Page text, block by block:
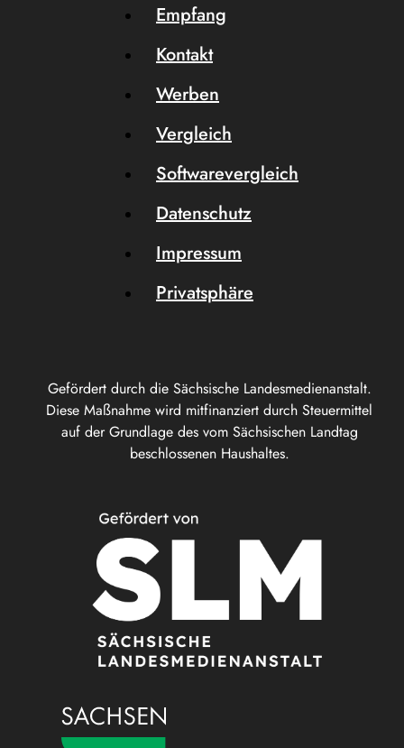
Gefördert durch die Sächsische Landesmedienanstalt.
Diese Maßnahme wird mitfinanziert durch Steuermittel
auf der Grundlage des vom Sächsischen Landtag
beschlossenen Haushaltes.
Empfang
Kontakt
Werben
Vergleich
Softwarevergleich
Datenschutz
Impressum
Privatsphäre